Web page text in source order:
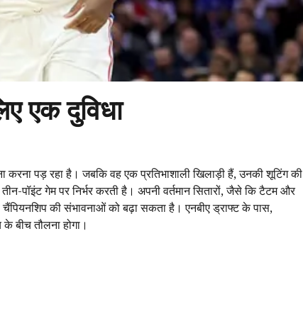
एक दुविधा
करना पड़ रहा है। जबकि वह एक प्रतिभाशाली खिलाड़ी हैं, उनकी शूटिंग की
पॉइंट गेम पर निर्भर करती है। अपनी वर्तमान सितारों, जैसे कि टैटम और
की संभावनाओं को बढ़ा सकता है। एनबीए ड्राफ्ट के पास,
बीच तौलना होगा।